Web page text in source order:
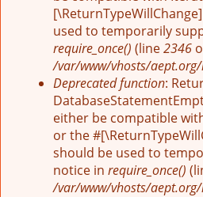
used to temporarily
require_once() (line2346
/var/www/vhosts/
Deprecated function:
either be compatible
or the
should be used to
notice in require_once()
/var/www/vhosts/